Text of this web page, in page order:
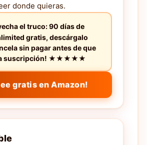
donde quieras.
el truco: 90 días de
gratis, descárgalo
sin pagar antes de que
suscripción! ★★★★★
gratis en Amazon!